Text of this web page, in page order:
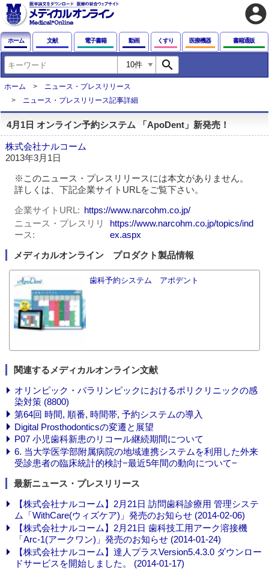
account_circle
ホーム 文献 電子書籍 動画 くすり 医療機器 書籍通販
search
ホーム
ニュース・プレスリリース
ニュース・プレスリリース記事詳細
4月1日 オンライン予約システム 「ApoDent」新発売！
株式会社ナルコーム
2013年3月1日
※このニュース・プレスリリースには本文がありません。
詳しくは、下記企業サイトURLをご覧下さい。
企業サイトURL
https://www.narcohm.co.jp/
ニュース・プレスリリ
ース
https://www.narcohm.co.jp/topics/ind
ex.aspx
メディカルオンライン プロダクト製品情報
歯科予約システム アポデント
関連するメディカルオンライン文献
オリンピック・パラリンピックにおけるポリクリニックの感
染対策 (8800)
第64回 時間, 順番, 時間帯, 予約システムの導入
Digital Prosthodonticsの変遷と展望
P07 小児歯科新患のリコール継続期間について
6. 当大学医学部附属病院の地域連携システムを利用した外来
受診患者の臨床統計的検討−最近5年間の動向について−
最新ニュース・プレスリリース
【株式会社ナルコーム】2月21日 訪問歯科診療用 管理システ
ム「WithCare(ウィズケア)」発売のお知らせ (2014-02-06)
【株式会社ナルコーム】2月21日 歯科技工用アーク溶接機
「Arc-1(アークワン)」発売のお知らせ (2014-01-24)
【株式会社ナルコーム】達人プラスVersion5.4.3.0 ダウンロー
ドサービスを開始しました。 (2014-01-17)